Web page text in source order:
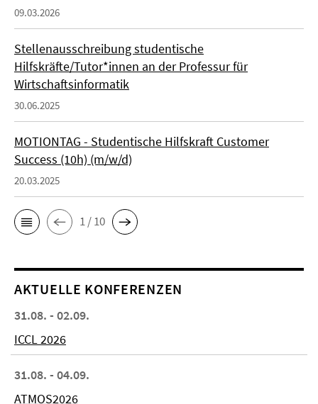
09.03.2026
Stellenausschreibung studentische
Hilfskräfte/Tutor*innen an der Professur für
Wirtschaftsinformatik
30.06.2025
MOTIONTAG - Studentische Hilfskraft Customer
Success (10h) (m/w/d)
20.03.2025
1 / 10
AKTUELLE KONFERENZEN
31.08. - 02.09.
ICCL 2026
31.08. - 04.09.
ATMOS2026